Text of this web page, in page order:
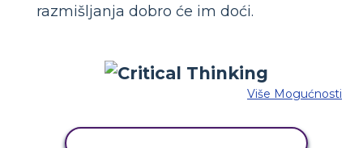
razmišljanja dobro će im doći.
Više Mogućnosti